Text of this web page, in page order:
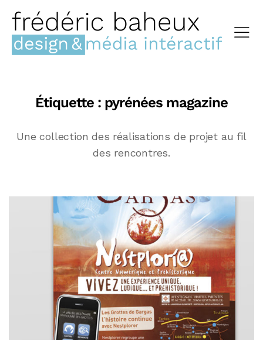
Étiquette : pyrénées magazine
Une collection des réalisations de projet au fil
des rencontres.